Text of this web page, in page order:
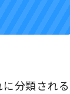
分類される